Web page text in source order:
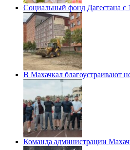
Социальный фонд Дагестана с
В Махачкал благоустраивают
Команда администрации